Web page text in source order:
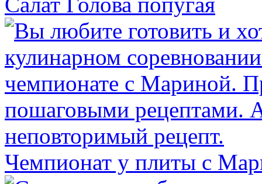
Чемпионат у плиты с